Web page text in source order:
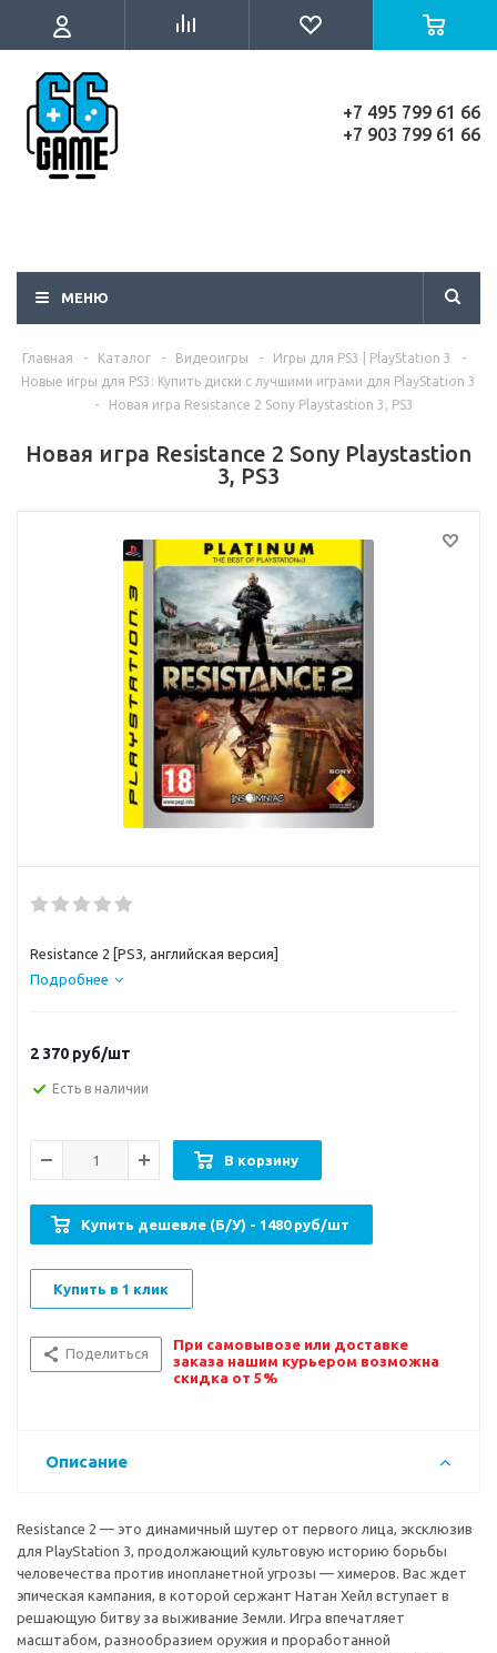
+7 495 799 61 66
+7 903 799 61 66
МЕНЮ
Главная - Каталог - Видеоигры - Игры для PS3 | PlayStation 3
-
Новые игры для PS3: Купить диски с лучшими играми для PlayStation 3
-
Новая игра Resistance 2 Sony Playstastion 3, PS3
Новая игра Resistance 2 Sony Playstastion
3, PS3
Resistance 2 [PS3, английская версия]
Подробнее
2 370 руб/шт
Есть в наличии
В корзину
Купить дешевле (Б/У) - 1480 руб/шт
Купить в 1 клик
Поделиться
При самовывозе или доставке
заказа нашим курьером возможна
скидка от 5%
Описание
Resistance 2 — это динамичный шутер от первого лица, эксклюзив
для PlayStation 3, продолжающий культовую историю борьбы
человечества против инопланетной угрозы — химеров. Вас ждет
эпическая кампания, в которой сержант Натан Хейл вступает в
решающую битву за выживание Земли. Игра впечатляет
масштабом, разнообразием оружия и проработанной